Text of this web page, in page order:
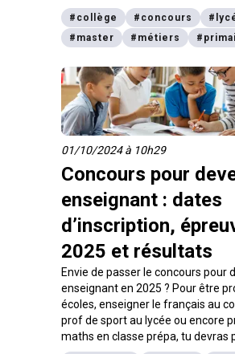
comme professeur de sport,
cet article des différents
recrutement, et leurs acronymes,
# collège # concours #
# master # métiers #
01/10/2024 à 10h29
Concours pour
enseignant : dates
d’inscription,
2025 et résultats
Envie de passer le concours pour
enseignant en 2025 ? Pour être
écoles, enseigner le français au
prof de sport au lycée ou encore
maths en classe prépa, tu devras